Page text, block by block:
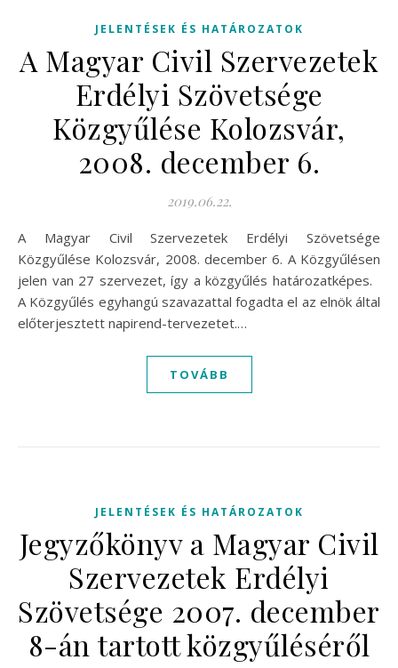
JELENTÉSEK ÉS HATÁROZATOK
A Magyar Civil Szervezetek
Erdélyi Szövetsége
Közgyűlése Kolozsvár,
2008. december 6.
2019.06.22.
A Magyar Civil Szervezetek Erdélyi Szövetsége
Közgyűlése Kolozsvár, 2008. december 6. A Közgyűlésen
jelen van 27 szervezet, így a közgyűlés határozatképes.
A Közgyűlés egyhangú szavazattal fogadta el az elnök által
előterjesztett napirend-tervezetet.…
TOVÁBB
JELENTÉSEK ÉS HATÁROZATOK
Jegyzőkönyv a Magyar Civil
Szervezetek Erdélyi
Szövetsége 2007. december
8-án tartott közgyűléséről